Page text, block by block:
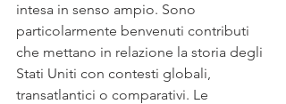
intesa in senso ampio. Sono
particolarmente benvenuti contributi
che mettano in relazione la storia degli
Stati Uniti con contesti globali,
transatlantici o comparativi. Le